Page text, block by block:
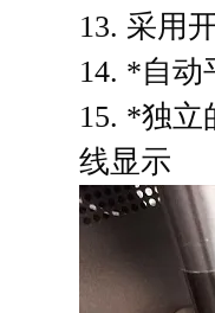
13. 采用
14. *自动
15. *独立
线显示